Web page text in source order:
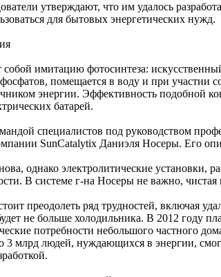
утверждают, что им удалось
для бытовых энергетических нужд.
собой имитацию фотосинтеза:
помещается в воду и при участии
энергии. Эффективность подобной
батарей.
специалистов под руководством
SunCatalytix Даниэля Носеры. Его
однако электролитические
В системе г-на Носеры не важно, чистая
преодолеть ряд трудностей, включая
не больше холодильника. В 2012 году
потребности небольшого частного
3 млрд людей, нуждающихся в энергии,